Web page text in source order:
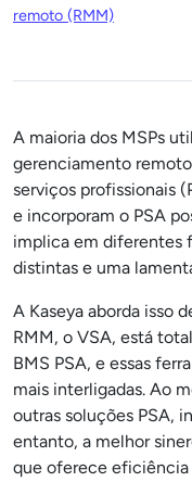
remoto (RMM)
A maioria dos MSPs
gerenciamento
serviços profissionais
e incorporam o PSA
implica em diferentes
distintas e uma
A Kaseya aborda isso
RMM, o VSA, está
BMS PSA, e essas
mais interligadas. Ao
outras soluções PSA,
entanto, a melhor
que oferece eficiência